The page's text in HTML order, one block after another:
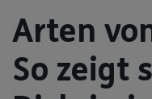
Arten
So zeigt